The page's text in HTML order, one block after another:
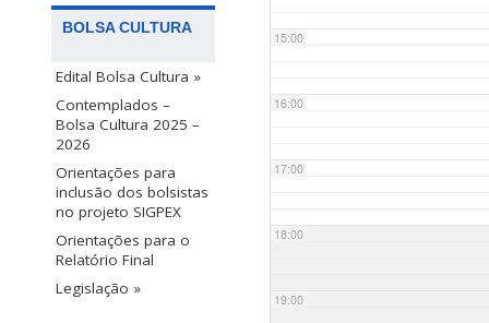
BOLSA CULTURA
Edital Bolsa Cultura »
Contemplados –
Bolsa Cultura 2025 –
2026
Orientações para
inclusão dos bolsistas
no projeto SIGPEX
Orientações para o
Relatório Final
Legislação »
15:00
16:00
17:00
18:00
19:00